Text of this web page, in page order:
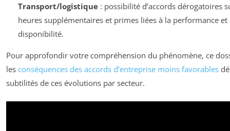
Transport/logistique: possibilité d’accords dérogatoires
heures supplémentaires et primes liées à la performance et
disponibilité.
Pour approfondir votre compréhension du phénomène, ce
les conséquences des accords d’entreprise moins favorables
subtilités de ces évolutions par secteur.